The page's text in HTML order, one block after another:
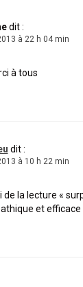
dit :
à 22 h 04 min
à tous
dit :
à 10 h 22 min
de la lecture «
et